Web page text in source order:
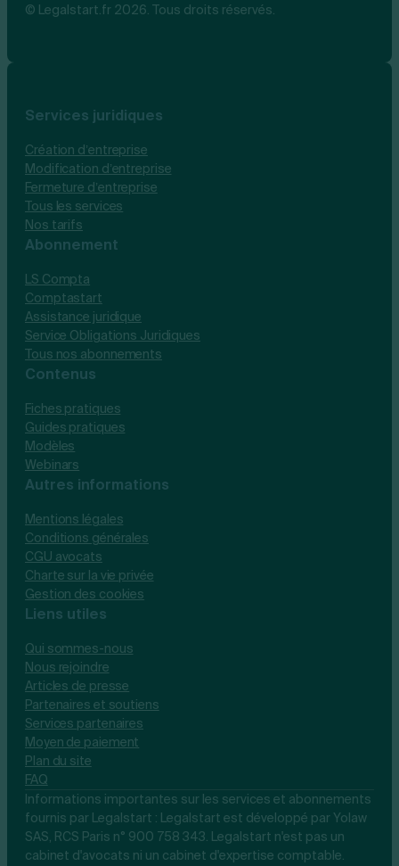
© Legalstart.fr 2026. Tous droits réservés.
Services juridiques
Création d’entreprise
Modification d’entreprise
Fermeture d’entreprise
Tous les services
Nos tarifs
Abonnement
LS Compta
Comptastart
Assistance juridique
Service Obligations Juridiques
Tous nos abonnements
Contenus
Fiches pratiques
Guides pratiques
Modèles
Webinars
Autres informations
Mentions légales
Conditions générales
CGU avocats
Charte sur la vie privée
Gestion des cookies
Liens utiles
Qui sommes-nous
Nous rejoindre
Articles de presse
Partenaires et soutiens
Services partenaires
Moyen de paiement
Plan du site
FAQ
Informations importantes sur les services et abonnements
fournis par Legalstart : Legalstart est développé par Yolaw
SAS, RCS Paris n° 900 758 343. Legalstart n'est pas un
cabinet d'avocats ni un cabinet d'expertise comptable.